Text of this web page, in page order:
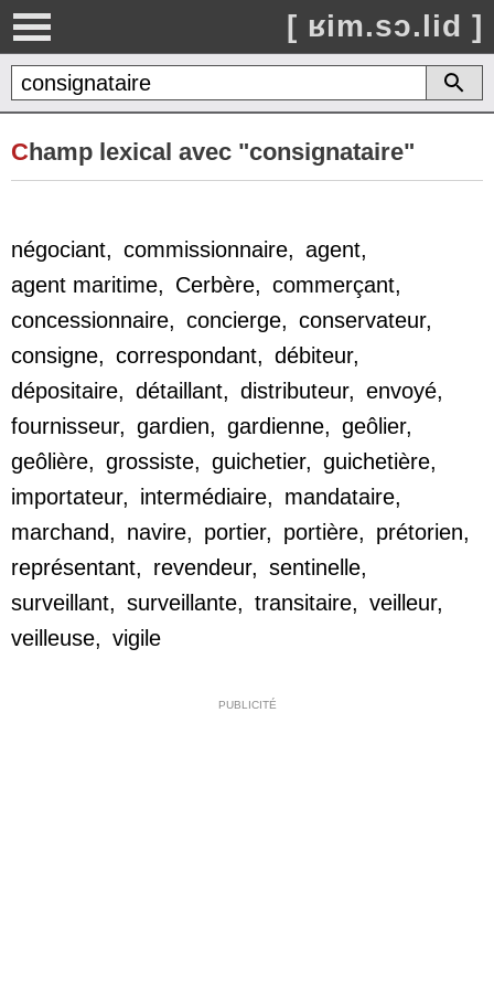
[ ʁim.sɔ.lid ]
Champ lexical avec "consignataire"
négociant, commissionnaire, agent,
agent maritime, Cerbère, commerçant,
concessionnaire, concierge, conservateur,
consigne, correspondant, débiteur,
dépositaire, détaillant, distributeur, envoyé,
fournisseur, gardien, gardienne, geôlier,
geôlière, grossiste, guichetier, guichetière,
importateur, intermédiaire, mandataire,
marchand, navire, portier, portière, prétorien,
représentant, revendeur, sentinelle,
surveillant, surveillante, transitaire, veilleur,
veilleuse, vigile
PUBLICITÉ